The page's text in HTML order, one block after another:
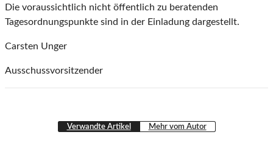
Die voraussichtlich nicht öffentlich zu beratenden
Tagesordnungspunkte sind in der Einladung dargestellt.
Carsten Unger
Ausschussvorsitzender
Verwandte Artikel Mehr vom Autor